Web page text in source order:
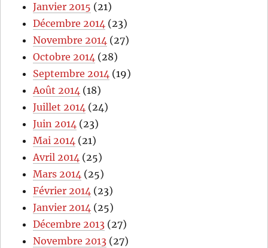
Janvier 2015 (21)
Décembre 2014 (23)
Novembre 2014 (27)
Octobre 2014 (28)
Septembre 2014 (19)
Août 2014 (18)
Juillet 2014 (24)
Juin 2014 (23)
Mai 2014 (21)
Avril 2014 (25)
Mars 2014 (25)
Février 2014 (23)
Janvier 2014 (25)
Décembre 2013 (27)
Novembre 2013 (27)